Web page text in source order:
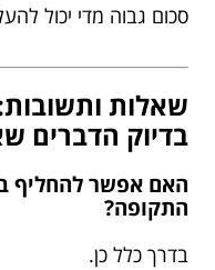
סכום גבוה מדי יכול
שאלות
בדיוק הדברים
האם אפשר להחליף
התקופה?
בדרך כלל כן.